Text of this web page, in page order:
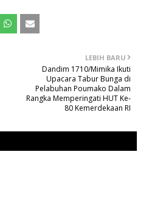
LEBIH BARU
Dandim 1710/Mimika Ikuti
Upacara Tabur Bunga di
Pelabuhan Poumako Dalam
Rangka Memperingati HUT Ke-
80 Kemerdekaan RI